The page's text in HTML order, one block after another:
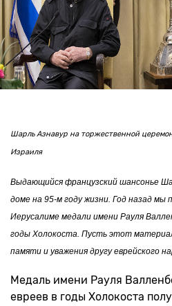
Шарль Азнавур на торжественной
Израиля
Выдающийся французский шансонье
доме на 95-м году жизни. Год назад мы
Иерусалиме медали имени Рауля
годы Холокоста. Пусть этот
памяти и уважения другу еврейского
Медаль имени Рауля
евреев в годы Холокоста